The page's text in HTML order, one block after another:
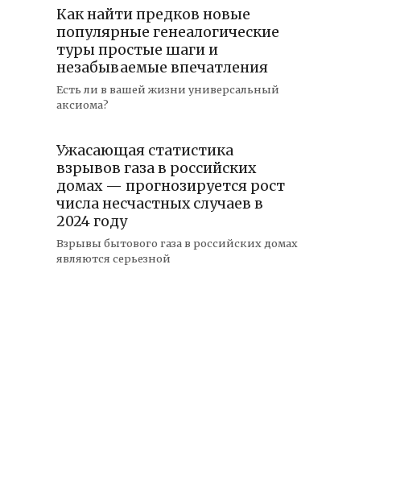
Как найти предков новые
популярные генеалогические
туры простые шаги и
незабываемые впечатления
Есть ли в вашей жизни универсальный
аксиома?
Ужасающая статистика
взрывов газа в российских
домах — прогнозируется рост
числа несчастных случаев в
2024 году
Взрывы бытового газа в российских домах
являются серьезной